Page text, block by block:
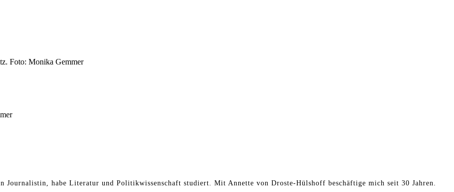
Foto: Monika Gemmer
habe Literatur und Politikwissenschaft studiert. Mit Annette von Droste-Hülshoff beschäftige mich seit 30 Jahren.